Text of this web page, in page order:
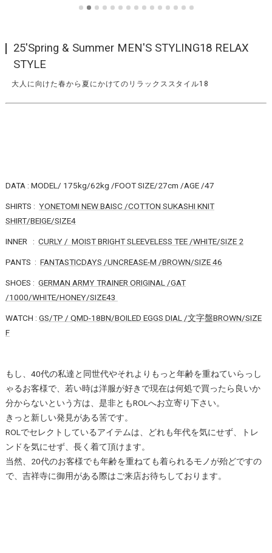
25'Spring & Summer MEN'S STYLING18 RELAX
STYLE
大人に向けた春から夏にかけてのリラックススタイル18
DATA : MODEL/ 175kg/62kg /FOOT SIZE/27cm /AGE /47
SHIRTS : YONETOMI NEW BAISC /COTTON SUKASHI KNIT
SHIRT/BEIGE/SIZE4
INNER : CURLY / MOIST BRIGHT SLEEVELESS TEE /WHITE/SIZE 2
PANTS : FANTASTICDAYS /UNCREASE-M /BROWN/SIZE 46
SHOES : GERMAN ARMY TRAINER ORIGINAL /GAT
/1000/WHITE/HONEY/SIZE43
WATCH : GS/TP / QMD-18BN/BOILED EGGS DIAL /文字盤BROWN/SIZE
F
もし、40代の私達と同世代やそれよりもっと年齢を重ねていらっし
ゃるお客様で、若い時は洋服が好きで現在は何処で買ったら良いか
分からないという方は、是非ともROLへお立寄り下さい。
きっと新しい発見がある筈です。
ROLでセレクトしているアイテムは、どれも年代を気にせず、トレ
ンドを気にせず、長く着て頂けます。
当然、20代のお客様でも年齢を重ねても着られるモノが殆どですの
で、吉祥寺に御用がある際はご来店お待ちしております。